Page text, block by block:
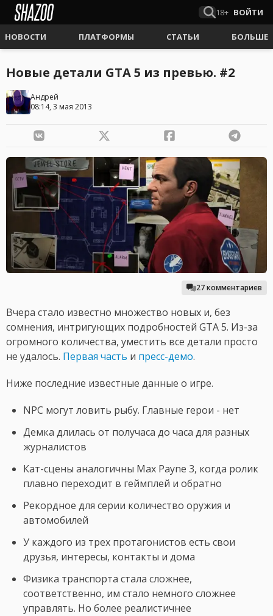
18+ ВОЙТИ
НОВОСТИ ПЛАТФОРМЫ СТАТЬИ БОЛЬШЕ
Новые детали GTA 5 из превью. #2
Андрей
08:14, 3 мая 2013
27 комментариев
Вчера стало известно множество новых и, без
сомнения, интригующих подробностей GTA 5. Из-за
огромного количества, уместить все детали просто
не удалось. Первая часть и пресс-демо.
Ниже последние известные данные о игре.
NPC могут ловить рыбу. Главные герои - нет
Демка длилась от получаса до часа для разных
журналистов
Кат-сцены аналогичны Max Payne 3, когда ролик
плавно переходит в геймплей и обратно
Рекордное для серии количество оружия и
автомобилей
У каждого из трех протагонистов есть свои
друзья, интересы, контакты и дома
Физика транспорта стала сложнее,
соответственно, им стало немного сложнее
управлять. Но более реалистичнее